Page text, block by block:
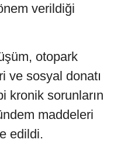
verildiği
otopark
ve sosyal donatı
kronik sorunların
maddeleri
edildi.